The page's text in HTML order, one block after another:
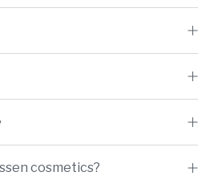
cosmetics?